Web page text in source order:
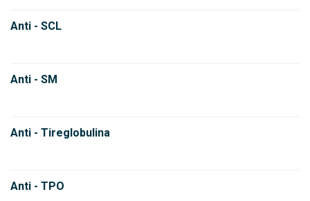
Anti - SCL
Anti - SM
Anti - Tireglobulina
Anti - TPO